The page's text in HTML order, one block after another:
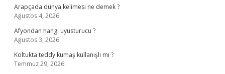
Arapçada dünya kelimesi ne demek ?
Ağustos 4, 2026
Afyondan hangi uyusturucu ?
Ağustos 3, 2026
Koltukta teddy kumaş kullanışlı mı ?
Temmuz 29, 2026